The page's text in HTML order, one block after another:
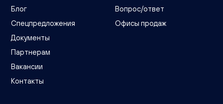
Блог
Спецпредложения
Документы
Партнерам
Вакансии
Контакты
Вопрос/ответ
Офисы продаж